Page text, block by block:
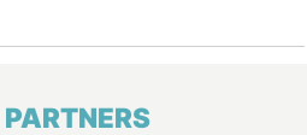
PARTNERS